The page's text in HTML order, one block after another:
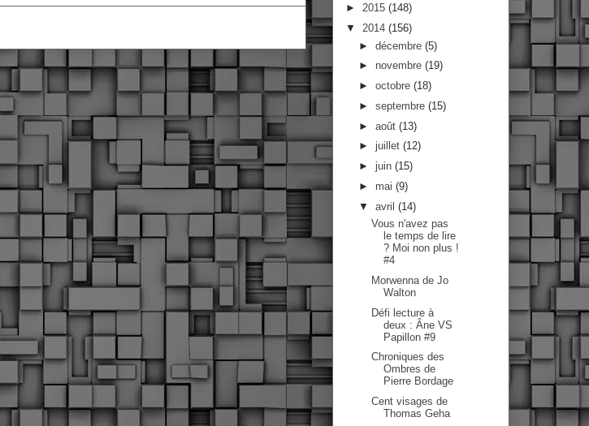
► 2015 (148)
▼ 2014 (156)
► décembre (5)
► novembre (19)
► octobre (18)
► septembre (15)
► août (13)
► juillet (12)
► juin (15)
► mai (9)
▼ avril (14)
Vous n'avez pas
le temps de lire
? Moi non plus !
#4
Morwenna de Jo
Walton
Défi lecture à
deux : Âne VS
Papillon #9
Chroniques des
Ombres de
Pierre Bordage
Cent visages de
Thomas Geha